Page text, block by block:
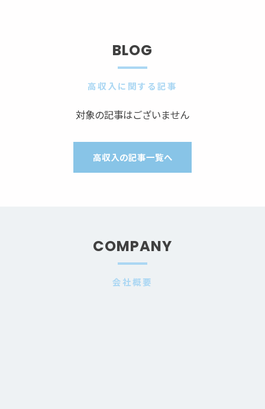
BLOG
高収入に関する記事
対象の記事はございません
高収入の記事一覧へ
COMPANY
会社概要